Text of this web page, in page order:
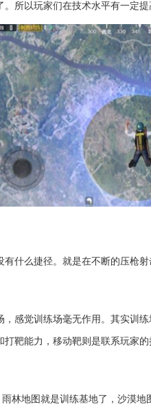
所以玩家们在技术水平有一定提
什么捷径。就是在不断的压枪
感觉训练场毫无作用。其实训
靶能力，移动靶则是联系玩家
林地图就是训练基地了，沙漠